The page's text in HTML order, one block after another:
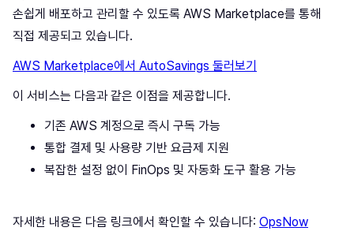
손쉽게 배포하고 관리할 수 있도록 AWS Marketplace를 통해
직접 제공되고 있습니다.
AWS Marketplace에서 AutoSavings 둘러보기
이 서비스는 다음과 같은 이점을 제공합니다.
기존 AWS 계정으로 즉시 구독 가능
통합 결제 및 사용량 기반 요금제 지원
복잡한 설정 없이 FinOps 및 자동화 도구 활용 가능
자세한 내용은 다음 링크에서 확인할 수 있습니다: OpsNow